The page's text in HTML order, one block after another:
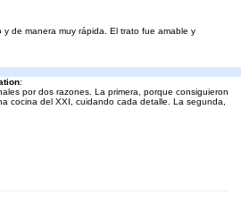
de manera muy rápida. El trato fue amable y
:
por dos razones. La primera, porque consiguieron
cocina del XXI, cuidando cada detalle. La segunda,